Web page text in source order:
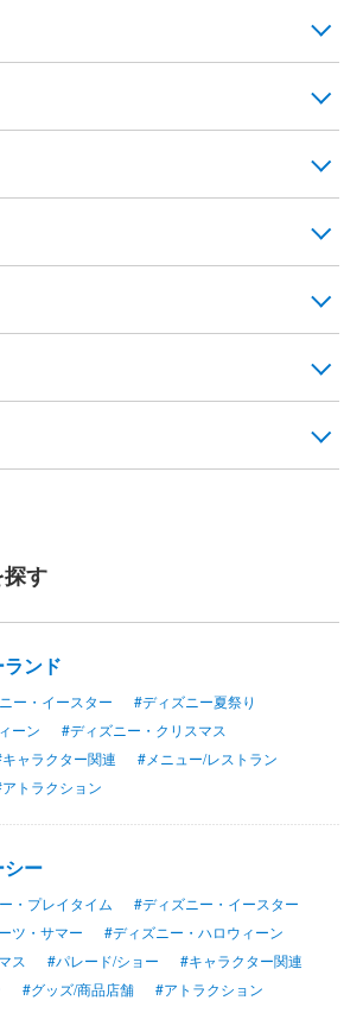
す
ンド
ー・イースター
#ディズニー夏祭り
ーン
#ディズニー・クリスマス
ャラクター関連
#メニュー/レストラン
トラクション
ー
・プレイタイム
#ディズニー・イースター
ツ・サマー
#ディズニー・ハロウィーン
ス
#パレード/ショー
#キャラクター関連
#グッズ/商品店舗 #アトラクション